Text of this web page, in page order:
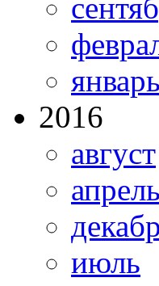
январь
2016
август
апрель
июль